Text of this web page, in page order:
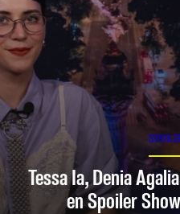
Tessa Ia, Denia
en Spoiler